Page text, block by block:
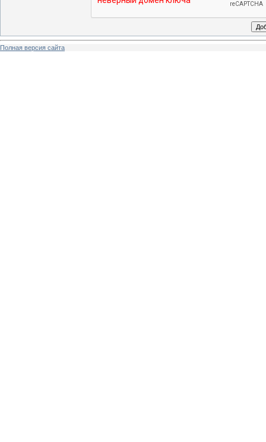
Полная версия сайта